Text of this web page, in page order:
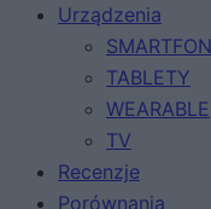
Urządzenia
TABLETY
WEARABLE
TV
Recenzje
Porównania